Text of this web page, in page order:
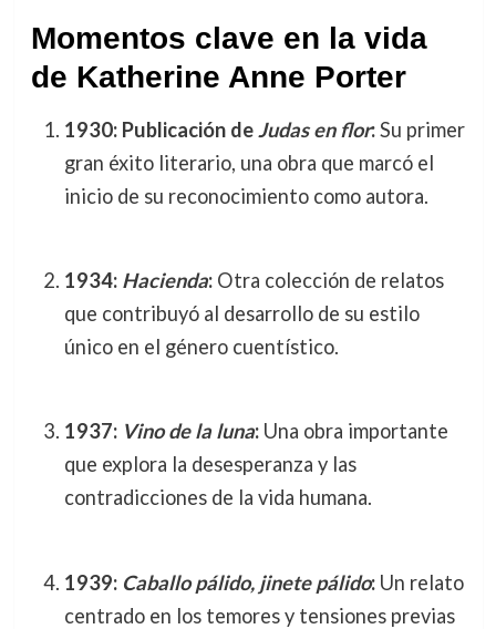
Momentos clave en la vida
de Katherine Anne Porter
1930: Publicación deJudas en flor:Su primer
gran éxito literario, una obra que marcó el
inicio de su reconocimiento como autora.
1934: Hacienda:Otra colección de relatos
que contribuyó al desarrollo de su estilo
único en el género cuentístico.
1937: Vino de la luna:Una obra importante
que explora la desesperanza y las
contradicciones de la vida humana.
1939: Caballo pálido, jinete pálido:Un relato
centrado en los temores y tensiones previas